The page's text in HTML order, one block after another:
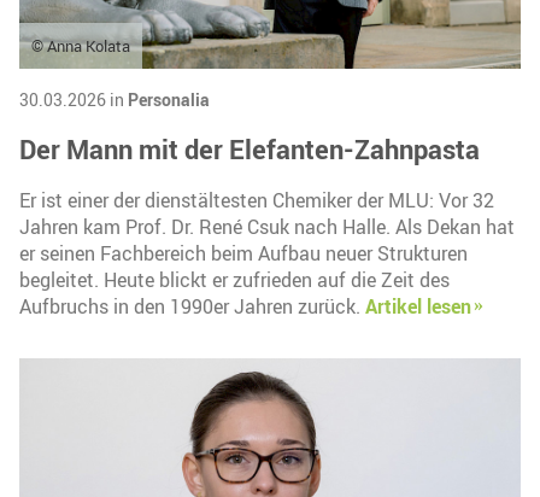
© Anna Kolata
30.03.2026 in Personalia
Der Mann mit der Elefanten-Zahnpasta
Er ist einer der dienstältesten Chemiker der MLU: Vor 32
Jahren kam Prof. Dr. René Csuk nach Halle. Als Dekan hat
er seinen Fachbereich beim Aufbau neuer Strukturen
begleitet. Heute blickt er zufrieden auf die Zeit des
Aufbruchs in den 1990er Jahren zurück. Artikel lesen